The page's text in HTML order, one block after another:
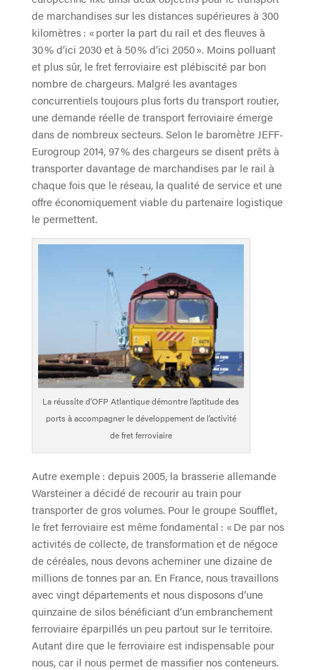
de marchandises sur les distances supérieures à 300
kilomètres : « porter la part du rail et des fleuves à
30 % d’ici 2030 et à 50 % d’ici 2050 ». Moins polluant
et plus sûr, le fret ferroviaire est plébiscité par bon
nombre de chargeurs. Malgré les avantages
concurrentiels toujours plus forts du transport routier,
une demande réelle de transport ferroviaire émerge
dans de nombreux secteurs. Selon le baromètre JEFF-
Eurogroup 2014, 97 % des chargeurs se disent prêts à
transporter davantage de marchandises par le rail à
chaque fois que le réseau, la qualité de service et une
offre économiquement viable du partenaire logistique
le permettent.
La réussite d’OFP Atlantique démontre l’aptitude des
ports à accompagner le développement de l’activité
de fret ferroviaire
Autre exemple : depuis 2005, la brasserie allemande
Warsteiner a décidé de recourir au train pour
transporter de gros volumes. Pour le groupe Soufflet,
le fret ferroviaire est même fondamental : « De par nos
activités de collecte, de transformation et de négoce
de céréales, nous devons acheminer une dizaine de
millions de tonnes par an. En France, nous travaillons
avec vingt départements et nous disposons d’une
quinzaine de silos bénéficiant d’un embranchement
ferroviaire éparpillés un peu partout sur le territoire.
Autant dire que le ferroviaire est indispensable pour
nous, car il nous permet de massifier nos conteneurs.